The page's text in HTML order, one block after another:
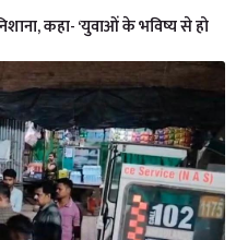
कहा- ‘युवाओं के भविष्य से हो